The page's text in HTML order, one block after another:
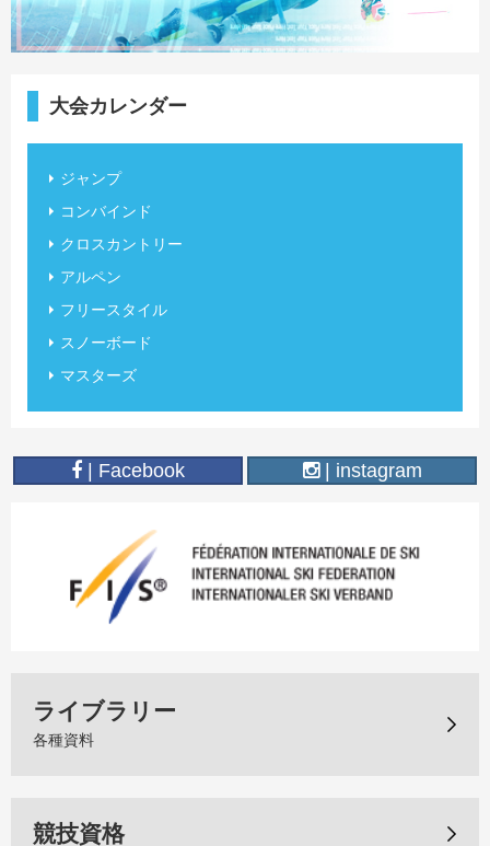
大会カレンダー
ジャンプ
コンバインド
クロスカントリー
アルペン
フリースタイル
スノーボード
マスターズ
| Facebook | instagram
ライブラリー
各種資料
競技資格